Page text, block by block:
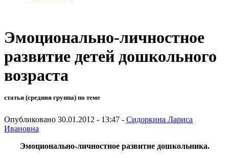
Эмоционально-личностное
развитие детей дошкольного
возраста
статья (средняя группа) по теме
Опубликовано 30.01.2012 - 13:47 - Сидоркина Лариса
Ивановна
Эмоционально-личностное развитие дошкольника.